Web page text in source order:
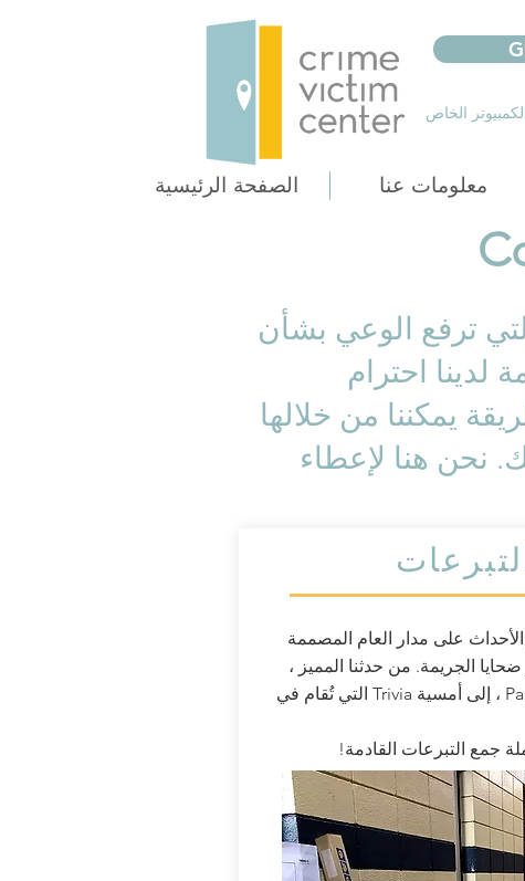
الخاص
الصفحة الرئيسية معلومات عنا
ترفع الوعي بشأن
لدينا احترام
يمكننا من خلالها
نحن هنا لإعطاء
على مدار العام المصممة
الجريمة. من حدثنا المميز ،
Party With a Purpose ، إلى أمسية Trivia التي تُقام في
جمع التبرعات القادمة!